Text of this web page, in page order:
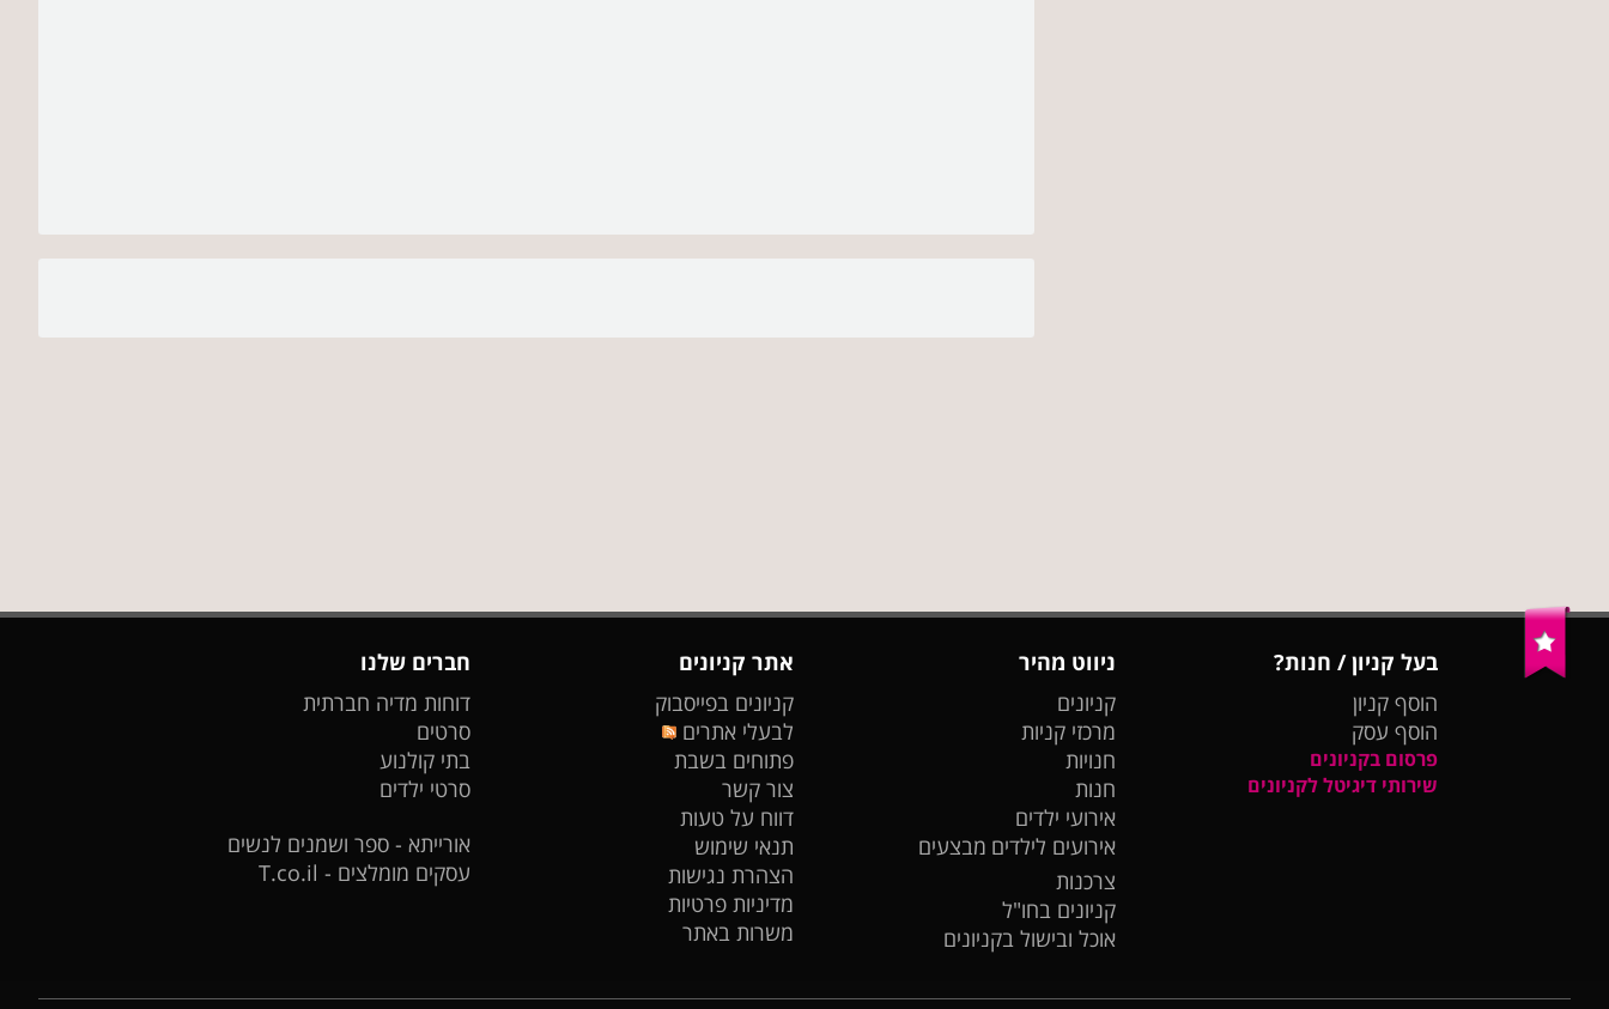
בעל קניון / חנות?
הוסף קניון
הוסף עסק
פרסום בקניונים
שירותי דיגיטל לקניונים
ניווט מהיר
קניונים
מרכזי קניות
חנויות
חנות
אירועי ילדים
אירועים לילדים מבצעים
צרכנות
קניונים בחו"ל
אוכל ובישול בקניונים
אתר קניונים
קניונים בפייסבוק
לבעלי אתרים
פתוחים בשבת
צור קשר
דווח על טעות
תנאי שימוש
הצהרת נגישות
מדיניות פרטיות
משרות באתר
חברים שלנו
דוחות מדיה חברתית
סרטים
בתי קולנוע
סרטי ילדים
אורייתא - ספר ושמנים לנשים
עסקים מומלצים - T.co.il